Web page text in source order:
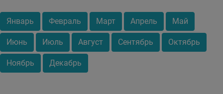
Январь Февраль Март Апрель Май
Июнь Июль Август Сентябрь Октябрь
Ноябрь Декабрь